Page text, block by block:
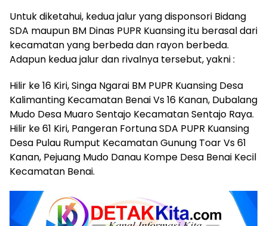
Untuk diketahui, kedua jalur yang disponsori Bidang
SDA maupun BM Dinas PUPR Kuansing itu berasal dari
kecamatan yang berbeda dan rayon berbeda.
Adapun kedua jalur dan rivalnya tersebut, yakni :
Hilir ke 16 Kiri, Singa Ngarai BM PUPR Kuansing Desa
Kalimanting Kecamatan Benai Vs 16 Kanan, Dubalang
Mudo Desa Muaro Sentajo Kecamatan Sentajo Raya.
Hilir ke 61 Kiri, Pangeran Fortuna SDA PUPR Kuansing
Desa Pulau Rumput Kecamatan Gunung Toar Vs 61
Kanan, Pejuang Mudo Danau Kompe Desa Benai Kecil
Kecamatan Benai.